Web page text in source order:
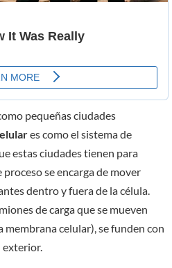
pequeñas ciudades
es como el sistema de
estas ciudades tienen para
se encarga de mover
dentro y fuera de la célula.
de carga que se mueven
membrana celular), se funden con
exterior.